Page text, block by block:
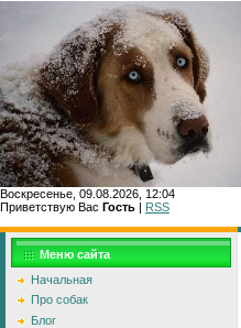
Воскресенье, 09.08.2026, 12:04
Приветствую Вас Гость | RSS
Меню сайта
Начальная
Про собак
Блог